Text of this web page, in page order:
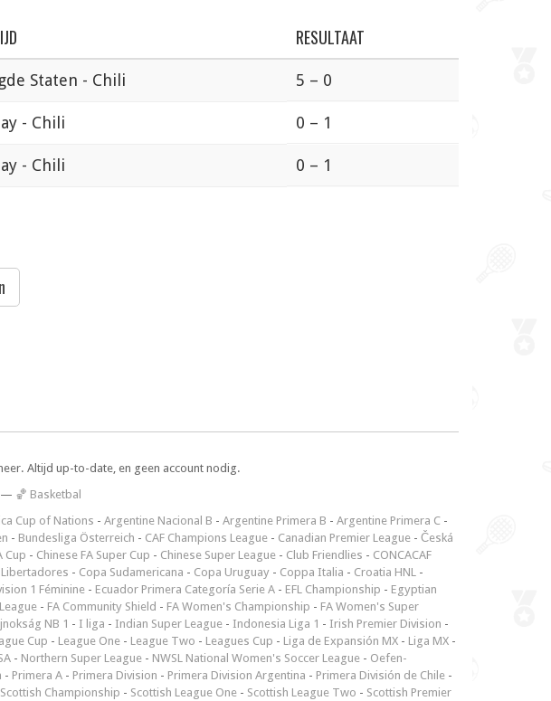
RESULTAAT
Staten - Chili 5 – 0
- Chili 0 – 1
- Chili 0 – 1
Altijd up-to-date, en geen account nodig.
— 🏀 Basketbal
Cup of Nations - Argentine Nacional B - Argentine Primera B - Argentine Primera C -
- Bundesliga Österreich - CAF Champions League - Canadian Premier League - Česká
Cup - Chinese FA Super Cup - Chinese Super League - Club Friendlies - CONCACAF
- Copa Sudamericana - Copa Uruguay - Coppa Italia - Croatia HNL -
1 Féminine - Ecuador Primera Categoría Serie A - EFL Championship - Egyptian
- FA Community Shield - FA Women's Championship - FA Women's Super
NB 1 - I liga - Indian Super League - Indonesia Liga 1 - Irish Premier Division -
Cup - League One - League Two - Leagues Cup - Liga de Expansión MX - Liga MX -
- Northern Super League - NWSL National Women's Soccer League - Oefen-
- Primera A - Primera Division - Primera Division Argentina - Primera División de Chile -
Scottish Championship - Scottish League One - Scottish League Two - Scottish Premier